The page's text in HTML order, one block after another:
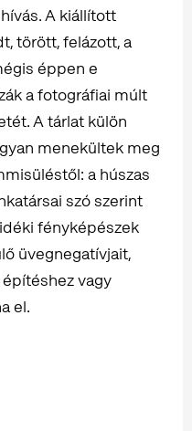
A kiállított
törött, felázott, a
éppen e
a fotográfiai múlt
A tárlat külön
menekültek meg
a húszas
szó szerint
fényképészek
üvegnegatívjait,
vagy
el.